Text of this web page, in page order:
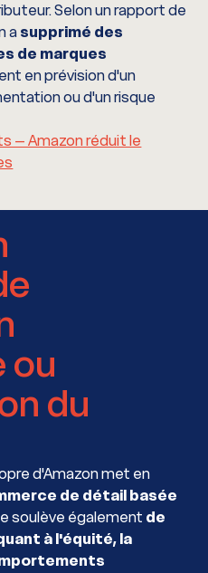
Selon un rapport de
asupprimé des
de marques
en prévision d'un
ou d'un risque
– Amazon réduit le
ou
du
d'Amazon met en
de détail basée
soulève également de
à l'équité, la